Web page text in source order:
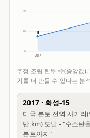
0
20
40
15
2017
추정 조립 탄두 수(중앙값
기를 더 만들 수 있다는 분
2017 · 화성-15
미국 본토 전역 사거리
만 km) 도달 - "수소탄
본토까지"